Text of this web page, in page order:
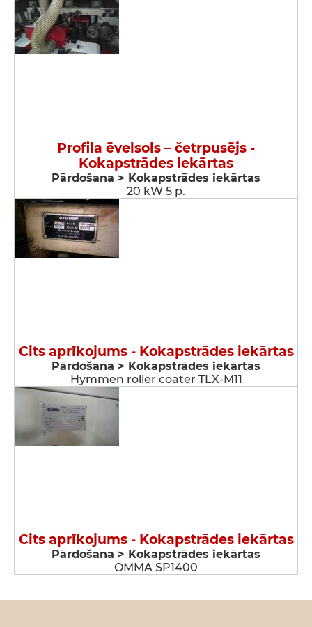
Profila ēvelsols – četrpusējs -
Kokapstrādes iekārtas
Pārdošana > Kokapstrādes iekārtas
20 kW 5 p.
Cits aprīkojums - Kokapstrādes iekārtas
Pārdošana > Kokapstrādes iekārtas
Hymmen roller coater TLX-M11
Cits aprīkojums - Kokapstrādes iekārtas
Pārdošana > Kokapstrādes iekārtas
OMMA SP1400